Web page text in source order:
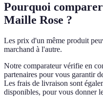
Pourquoi
Maille Rose ?
Les prix d'un même produit
marchand à l'autre.
Notre comparateur vérifie en
partenaires pour vous garantir
Les frais de livraison sont
disponibles, pour vous donner